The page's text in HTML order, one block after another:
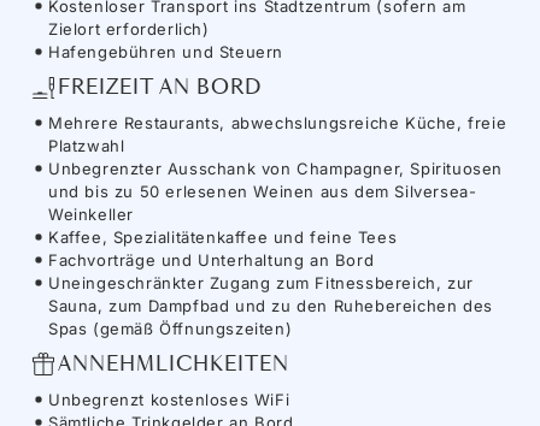
Kostenloser Transport ins Stadtzentrum (sofern am
Zielort erforderlich)
Hafengebühren und Steuern
FREIZEIT AN BORD
Mehrere Restaurants, abwechslungsreiche Küche, freie
Platzwahl
Unbegrenzter Ausschank von Champagner, Spirituosen
und bis zu 50 erlesenen Weinen aus dem Silversea-
Weinkeller
Kaffee, Spezialitätenkaffee und feine Tees
Fachvorträge und Unterhaltung an Bord
Uneingeschränkter Zugang zum Fitnessbereich, zur
Sauna, zum Dampfbad und zu den Ruhebereichen des
Spas (gemäß Öffnungszeiten)
ANNEHMLICHKEITEN
Unbegrenzt kostenloses WiFi
Sämtliche Trinkgelder an Bord